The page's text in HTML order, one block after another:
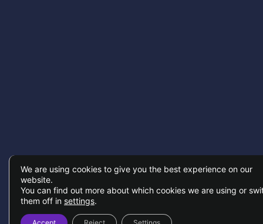
We are using cookies to give you the best experience on our
website.
You can find out more about which cookies we are using or
them off in settings.